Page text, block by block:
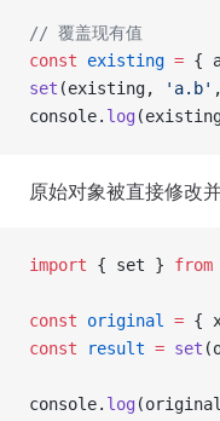
// 覆盖现有值
const existing = {
set (existing, 'a.b'
console. log
原始对象被直接修改并
import { set } from
const original = {
const result = set
console. log